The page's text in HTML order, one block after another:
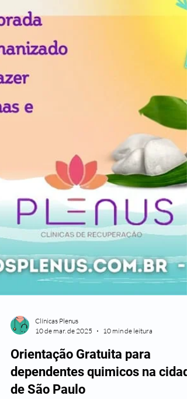
Clínicas Plenus
10 de mar. de 2025
10 min de leitura
Orientação Gratuita para